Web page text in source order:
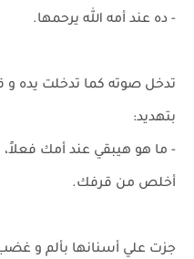
- ده عند أمه الله يرحمها.
تدخل صوته كما تدخلت يده
بتهديد:
- ما هو هيبقي عند أمك
أخلص من قرفك.
جزت علي أسنانها بألم و